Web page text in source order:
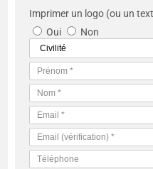
Imprimer un logo (ou un
Oui
Non